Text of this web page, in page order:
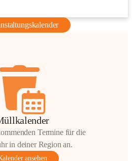
Termine für die
in deiner Region an.
ansehen